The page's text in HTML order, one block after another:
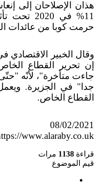
هذان الإصلاحان إلى
11% في
حرمت كوبا من عائدات
وقال الخبير الاقتصادي
إن تحرير القطاع
جاءت متأخرة"، لأنّه
القطاع الخاص.
08/02/2021
www.alaraby.co.uk/
قراءة 1138 مرات
قيم الموضوع